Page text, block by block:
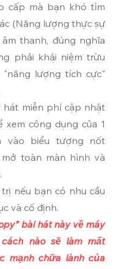
cấp mà bạn khó tìm
(Năng lượng thực sự
thanh, đúng nghĩa
phải khái niệm trừu
lượng tích cực"
hát miễn phí cập nhật
xem công dụng của 1
vào biểu tượng nốt
toàn màn hình và
nếu bạn có nhu cầu
và cố định.
bài hát này về máy
nào sẽ làm mất
mạnh chữa lành của